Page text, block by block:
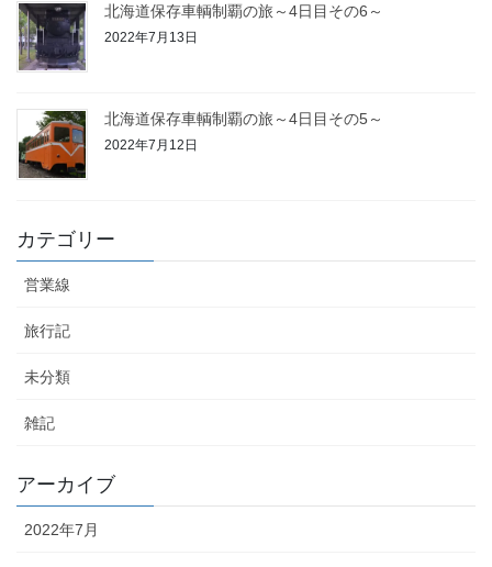
北海道保存車輌制覇の旅～4日目その6～
2022年7月13日
北海道保存車輌制覇の旅～4日目その5～
2022年7月12日
カテゴリー
営業線
旅行記
未分類
雑記
アーカイブ
2022年7月